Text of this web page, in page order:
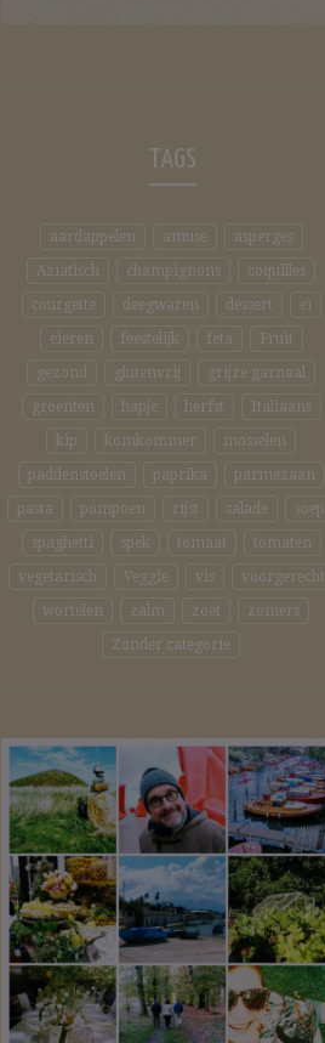
TAGS
aardappelen amuse
asperges
Aziatisch
champignons
coquilles
courgette
deegwaren dessert
ei
eieren
feestelijk feta
Fruit
gezond
glutenvrij
grijze garnaal
groenten
hapje herfst
Italiaans
kip
komkommer
mosselen
paddenstoelen
paprika
parmezaan
pasta
pompoen rijst salade
soep
spaghetti
spek tomaat
tomaten
vegetarisch
Veggie vis
voorgerecht
wortelen
zalm zoet
zomers
Zonder categorie